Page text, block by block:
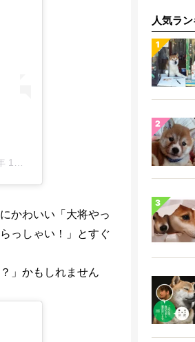
52分PST
かわいい「大将やっ
っしゃい！」とすぐ
」かもしれません
人気ラ